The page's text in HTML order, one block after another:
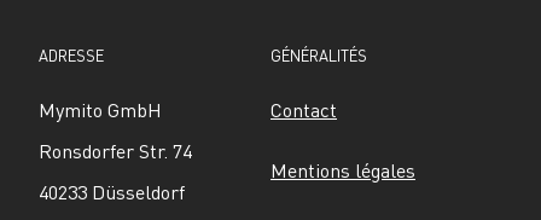
ADRESSE
Mymito GmbH
Ronsdorfer Str. 74
40233 Düsseldorf
GÉNÉRALITÉS
Contact
Mentions légales